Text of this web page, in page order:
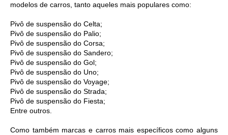
modelos de carros, tanto aqueles mais populares como:
Pivô de suspensão do Celta;
Pivô de suspensão do Palio;
Pivô de suspensão do Corsa;
Pivô de suspensão do Sandero;
Pivô de suspensão do Gol;
Pivô de suspensão do Uno;
Pivô de suspensão do Voyage;
Pivô de suspensão do Strada;
Pivô de suspensão do Fiesta;
Entre outros.
Como também marcas e carros mais específicos como alguns